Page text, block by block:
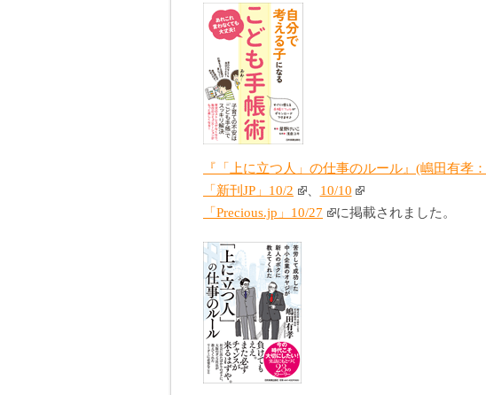
『「上に立つ人」の仕事のルール』(嶋田有孝
「新刊JP」10/2
、 10/10
「Precious.jp」10/27
に掲載されました。